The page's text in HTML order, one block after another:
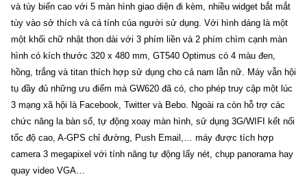
và tùy biến cao với 5 màn hình giao diện đi kèm, nhiều widget bắt mắt
tùy vào sở thích và cá tính của người sử dụng. Với hình dáng là một
một khối chữ nhật thon dài với 3 phím liền và 2 phím chìm cạnh màn
hình có kích thước 320 x 480 mm, GT540 Optimus có 4 màu đen,
hồng, trắng và titan thích hợp sử dụng cho cả nam lẫn nữ. Máy vẫn hội
tụ đầy đủ những ưu điểm mà GW620 đã có, cho phép truy cập một lúc
3 mạng xã hội là Facebook, Twitter và Bebo. Ngoài ra còn hỗ trợ các
chức năng la bàn số, tự động xoay màn hình, sử dụng 3G/WIFI kết nối
tốc độ cao, A-GPS chỉ đường, Push Email,… máy được tích hợp
camera 3 megapixel với tính năng tự động lấy nét, chụp panorama hay
quay video VGA…